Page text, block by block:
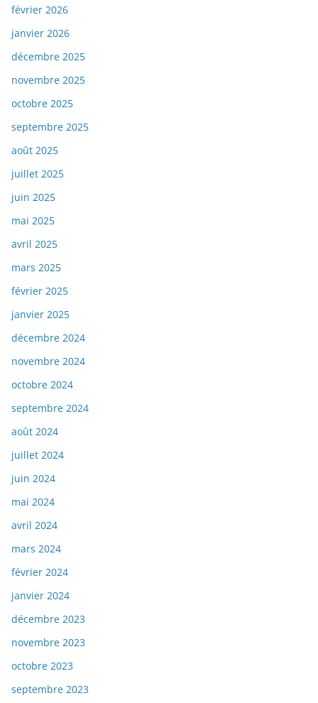
février 2026
janvier 2026
décembre 2025
novembre 2025
octobre 2025
septembre 2025
août 2025
juillet 2025
juin 2025
mai 2025
avril 2025
mars 2025
février 2025
janvier 2025
décembre 2024
novembre 2024
octobre 2024
septembre 2024
août 2024
juillet 2024
juin 2024
mai 2024
avril 2024
mars 2024
février 2024
janvier 2024
décembre 2023
novembre 2023
octobre 2023
septembre 2023